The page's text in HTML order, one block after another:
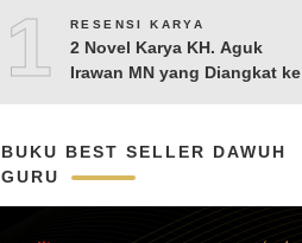
KH. Hasyim Asy’ari karya KH.
Aguk Irawan MN
10RESENSI KARYA
2 Novel Karya KH. Aguk
Irawan MN yang Diangkat ke
BUKU BEST SELLER DAWUH
GURU